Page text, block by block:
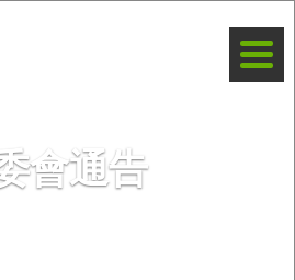
會通告